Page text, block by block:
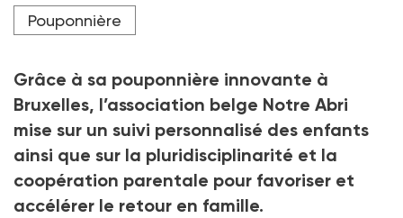
Crédit photo Marta Nascimento
Pouponnière
Grâce à sa pouponnière innovante à
Bruxelles, l’association belge Notre Abri
mise sur un suivi personnalisé des enfants
ainsi que sur la pluridisciplinarité et la
coopération parentale pour favoriser et
accélérer le retour en famille.